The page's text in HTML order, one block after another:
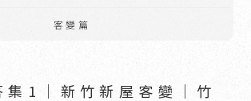
客變篇
集1｜新竹新屋客變｜竹